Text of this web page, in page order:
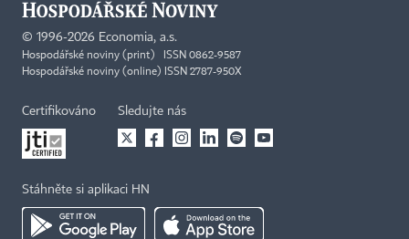
© 1996-2026 Economia, a.s.
Hospodářské noviny (print) ISSN 0862-9587
Hospodářské noviny (online) ISSN 2787-950X
Certifikováno Sledujte nás
Stáhněte si aplikaci HN